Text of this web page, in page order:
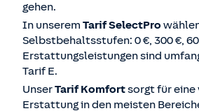
gehen.
In unserem Tarif SelectPro
Selbstbehaltsstufen: 0 €, 300 €,
Erstattungsleistungen sind
Tarif E.
UnserTarif Komfortsorgt für
Erstattung in den meisten